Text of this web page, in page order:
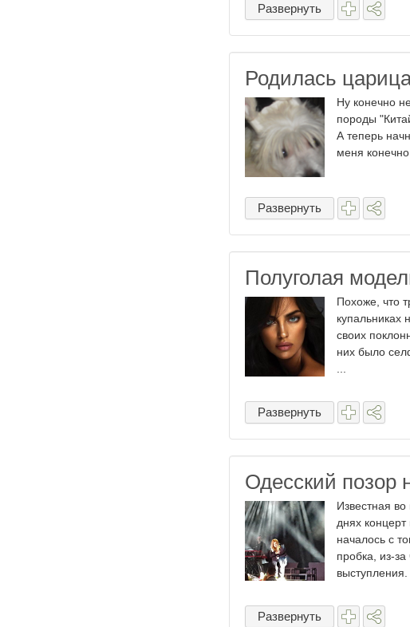
Развернуть
Родилась
Ну конечно
породы
А теперь
меня
Развернуть
Полуголая
Похоже, что
купальниках
своих
них было
Развернуть
Одесский позор
Известная
днях
началось с
пробка, из-
выступления.
Развернуть